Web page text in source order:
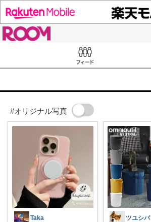
#オリジナル写真
Taka ツユシバ